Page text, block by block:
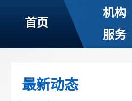
首页
机构
服务
最新动态